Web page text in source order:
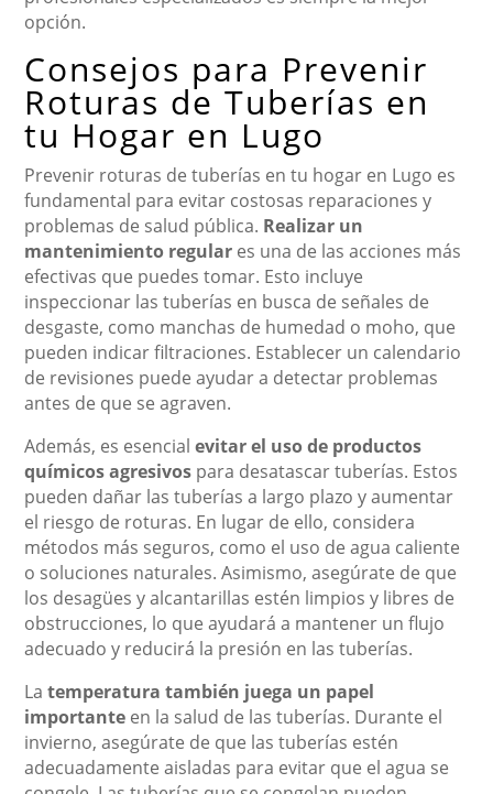
opción.
Consejos para Prevenir
Roturas de Tuberías en
tu Hogar en Lugo
Prevenir roturas de tuberías en tu hogar en Lugo es
fundamental para evitar costosas reparaciones y
problemas de salud pública. Realizar un
mantenimiento regular es una de las acciones más
efectivas que puedes tomar. Esto incluye
inspeccionar las tuberías en busca de señales de
desgaste, como manchas de humedad o moho, que
pueden indicar filtraciones. Establecer un calendario
de revisiones puede ayudar a detectar problemas
antes de que se agraven.
Además, es esencialevitar el uso de productos
químicos agresivos para desatascar tuberías. Estos
pueden dañar las tuberías a largo plazo y aumentar
el riesgo de roturas. En lugar de ello, considera
métodos más seguros, como el uso de agua caliente
o soluciones naturales. Asimismo, asegúrate de que
los desagües y alcantarillas estén limpios y libres de
obstrucciones, lo que ayudará a mantener un flujo
adecuado y reducirá la presión en las tuberías.
Latemperatura también juega un papel
importante en la salud de las tuberías. Durante el
invierno, asegúrate de que las tuberías estén
adecuadamente aisladas para evitar que el agua se